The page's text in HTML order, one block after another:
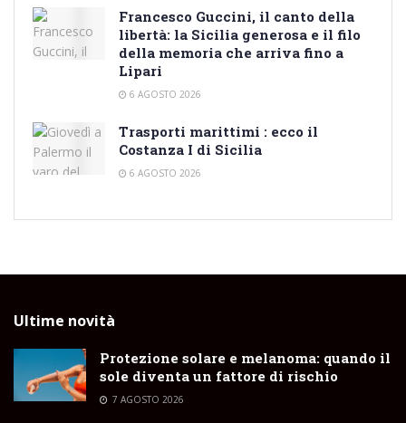
Francesco Guccini, il canto della
libertà: la Sicilia generosa e il filo
della memoria che arriva fino a
Lipari
6 AGOSTO 2026
Trasporti marittimi : ecco il
Costanza I di Sicilia
6 AGOSTO 2026
Ultime novità
Protezione solare e melanoma: quando il
sole diventa un fattore di rischio
7 AGOSTO 2026